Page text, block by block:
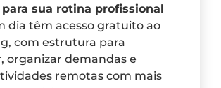
sua rotina profissional
dia têm acesso gratuito ao
com estrutura para
organizar demandas e
remotas com mais